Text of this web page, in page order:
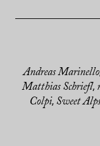
Andreas Marinello
Matthias Schriefl,
Colpi, Sweet